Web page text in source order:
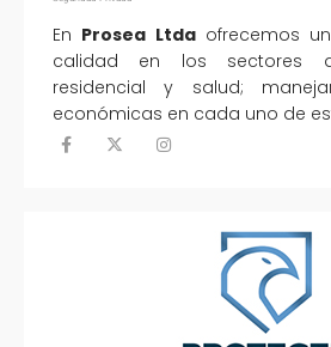
En Prosea Ltdaofrecemos
calidad en los sectores
residencial y salud;
económicas en cada uno de